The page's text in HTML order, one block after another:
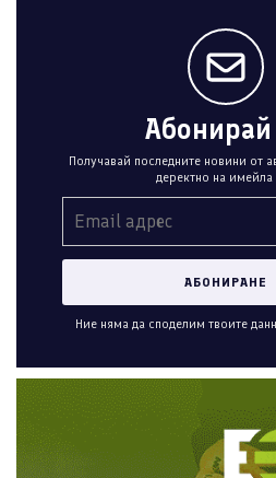
Абонирай
Получавай последните новини от
деректно на имейла
Ние няма да споделим твоите